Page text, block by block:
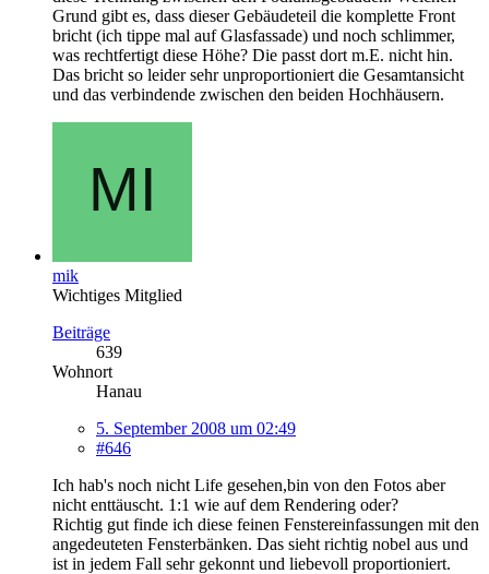
Grund gibt es, dass dieser Gebäudeteil die komplette Front
bricht (ich tippe mal auf Glasfassade) und noch schlimmer,
was rechtfertigt diese Höhe? Die passt dort m.E. nicht hin.
Das bricht so leider sehr unproportioniert die Gesamtansicht
und das verbindende zwischen den beiden Hochhäusern.
mik
Wichtiges Mitglied
Beiträge
639
Wohnort
Hanau
5. September 2008 um 02:49
#646
Ich hab's noch nicht Life gesehen,bin von den Fotos aber
nicht enttäuscht. 1:1 wie auf dem Rendering oder?
Richtig gut finde ich diese feinen Fenstereinfassungen mit den
angedeuteten Fensterbänken. Das sieht richtig nobel aus und
ist in jedem Fall sehr gekonnt und liebevoll proportioniert.